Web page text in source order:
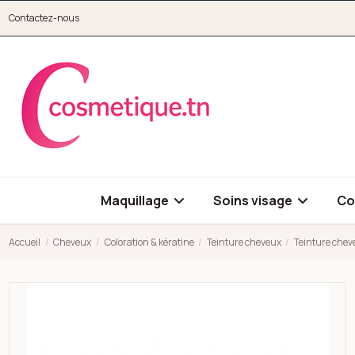
Contactez-nous
Maquillage Soins visage
Accueil Cheveux Coloration & kératine Teinture cheveux Teinture